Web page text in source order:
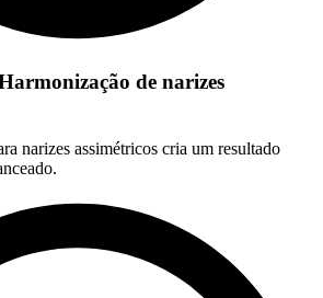
de narizes
narizes assimétricos cria um resultado